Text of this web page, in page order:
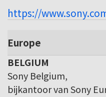
https://
Europe
BELGIUM
Sony Belgium,
bijkantoor van Sony